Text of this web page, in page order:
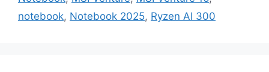
notebook, Notebook 2025, Ryzen AI 300